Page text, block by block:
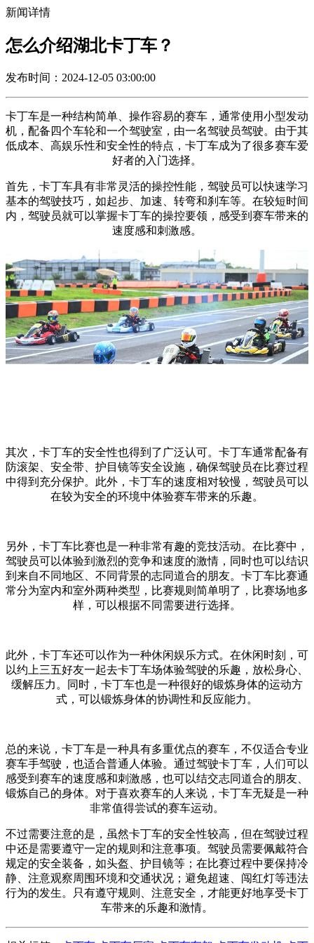
新闻详情
怎么介绍湖北卡丁车？
发布时间：2024-12-05 03:00:00
卡丁车是一种结构简单、操作容易的赛车，通常使用小型发动
机，配备四个车轮和一个驾驶室，由一名驾驶员驾驶。由于其
低成本、高娱乐性和安全性的特点，卡丁车成为了很多赛车爱
好者的入门选择。
首先，卡丁车具有非常灵活的操控性能，驾驶员可以快速学习
基本的驾驶技巧，如起步、加速、转弯和刹车等。在较短时间
内，驾驶员就可以掌握卡丁车的操控要领，感受到赛车带来的
速度感和刺激感。
其次，卡丁车的安全性也得到了广泛认可。卡丁车通常配备有
防滚架、安全带、护目镜等安全设施，确保驾驶员在比赛过程
中得到充分保护。此外，卡丁车的速度相对较慢，驾驶员可以
在较为安全的环境中体验赛车带来的乐趣。
另外，卡丁车比赛也是一种非常有趣的竞技活动。在比赛中，
驾驶员可以体验到激烈的竞争和速度的激情，同时也可以结识
到来自不同地区、不同背景的志同道合的朋友。卡丁车比赛通
常分为室内和室外两种类型，比赛规则简单明了，比赛场地多
样，可以根据不同需要进行选择。
此外，卡丁车还可以作为一种休闲娱乐方式。在休闲时刻，可
以约上三五好友一起去卡丁车场体验驾驶的乐趣，放松身心、
缓解压力。同时，卡丁车也是一种很好的锻炼身体的运动方
式，可以锻炼身体的协调性和反应能力。
总的来说，卡丁车是一种具有多重优点的赛车，不仅适合专业
赛车手驾驶，也适合普通人体验。通过驾驶卡丁车，人们可以
感受到赛车的速度感和刺激感，也可以结交志同道合的朋友、
锻炼自己的身体。对于喜欢赛车的人来说，卡丁车无疑是一种
非常值得尝试的赛车运动。
不过需要注意的是，虽然卡丁车的安全性较高，但在驾驶过程
中还是需要遵守一定的规则和注意事项。驾驶员需要佩戴符合
规定的安全装备，如头盔、护目镜等；在比赛过程中要保持冷
静、注意观察周围环境和交通状况；避免超速、闯红灯等违法
行为的发生。只有遵守规则、注意安全，才能更好地享受卡丁
车带来的乐趣和激情。